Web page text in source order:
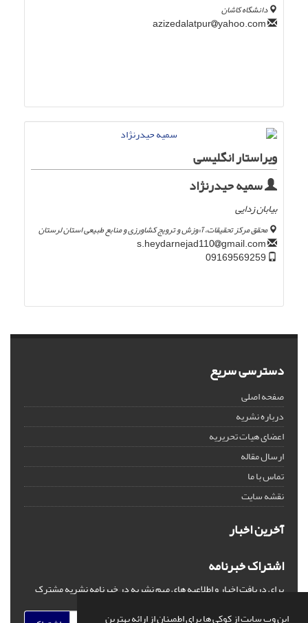
این وب سایت از کوکی ها برای اطمینان از ارائه بهترین
دانشگاه کاشان
yahoo.com
ویراستار انگلیسی
سمیه حیدرنژاد
بیابان زدایی
محقق مرکز تحقیقات، آ»وزش و ترویج کشاورزی و منابع طبیعی استان لرستان
gmail.com
دسترسی سریع
صفحه اصلی
درباره نشریه
اعضای هیات تحریریه
ارسال مقاله
تماس با ما
نقشه سایت
آخرین اخبار
اشتراک خبرنامه
برای دریافت اخبار و اطلاعیه های مهم نشریه در خبرنامه نشریه مشترک